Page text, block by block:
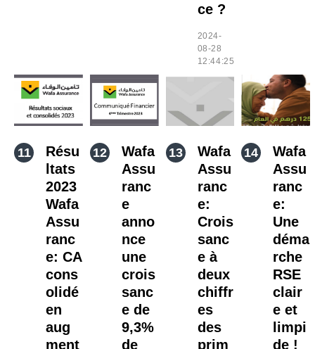
ce ?
2024-
08-28
12:44:25
Résu
ltats
2023
Wafa
Assu
ranc
e: CA
cons
olidé
en
aug
ment
Wafa
Assu
ranc
e
anno
nce
une
crois
sanc
e de
9,3%
de
Wafa
Assu
ranc
e:
Crois
sanc
e à
deux
chiffr
es
des
prim
Wafa
Assu
ranc
e:
Une
déma
rche
RSE
clair
e et
limpi
de !